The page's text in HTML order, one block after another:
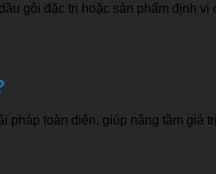
gội đặc trị hoặc sản phẩm định vị
pháp toàn diện, giúp nâng tầm giá